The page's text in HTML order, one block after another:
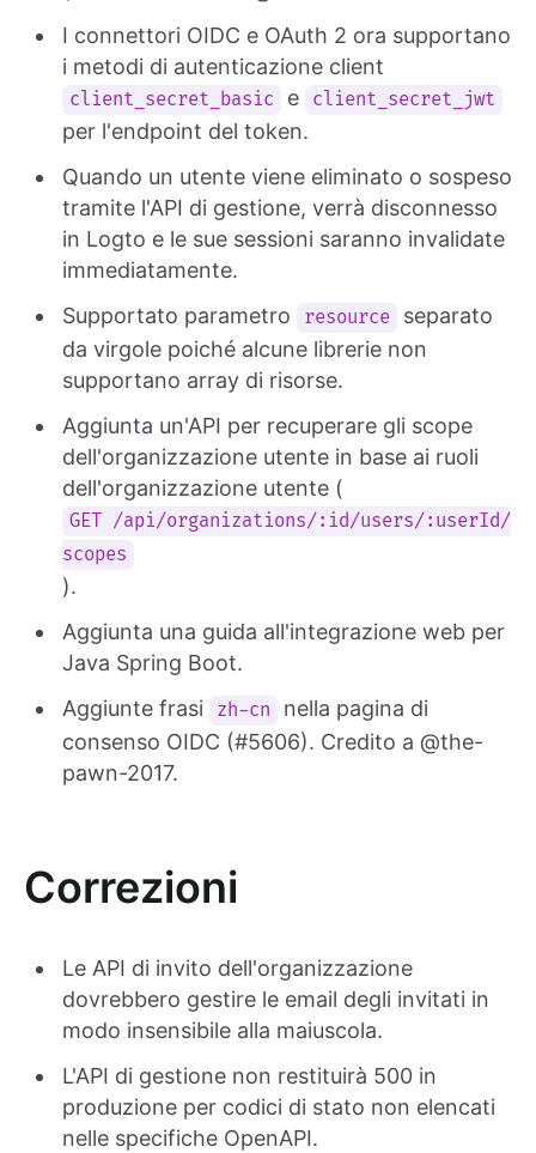
I connettori OIDC e OAuth 2 ora supportano
i metodi di autenticazione client
client_secret_basic e client_secret_jwt
per l'endpoint del token.
Quando un utente viene eliminato o sospeso
tramite l'API di gestione, verrà disconnesso
in Logto e le sue sessioni saranno invalidate
immediatamente.
Supportato parametro
resource
separato
da virgole poiché alcune librerie non
supportano array di risorse.
Aggiunta un'API per recuperare gli scope
dell'organizzazione utente in base ai ruoli
dell'organizzazione utente (
GET /api/organizations/:id/users/:userId/
scopes
).
Aggiunta una guida all'integrazione web per
Java Spring Boot.
Aggiunte frasi
zh-cn
nella pagina di
consenso OIDC (#5606). Credito a @the-
pawn-2017.
Correzioni
Le API di invito dell'organizzazione
dovrebbero gestire le email degli invitati in
modo insensibile alla maiuscola.
L'API di gestione non restituirà 500 in
produzione per codici di stato non elencati
nelle specifiche OpenAPI.